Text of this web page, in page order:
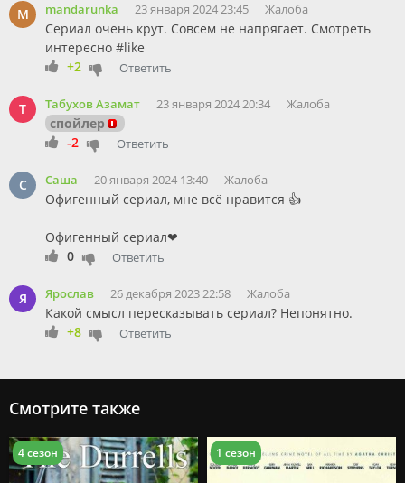
M mandarunka 23 января 2024 23:45 Жалоба
Сериал очень крут. Совсем не напрягает. Смотреть
интересно #like
+2
Ответить
Т Табухов Азамат 23 января 2024 20:34 Жалоба
спойлер
-2
Ответить
С Саша 20 января 2024 13:40 Жалоба
Офигенный сериал, мне всё нравится 👍
Офигенный сериал❤
0
Ответить
Я Ярослав 26 декабря 2023 22:58 Жалоба
Какой смысл пересказывать сериал? Непонятно.
+8
Ответить
Смотрите также
4 сезон 1 сезон